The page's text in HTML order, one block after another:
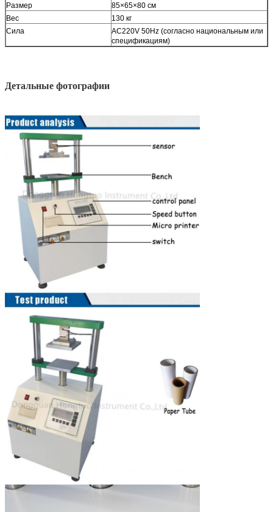
Размер
85×65×80 см
Вес
130 кг
Сила
AC220V 50Hz (согласно национальным или
спецификациям)
Детальные фотографии